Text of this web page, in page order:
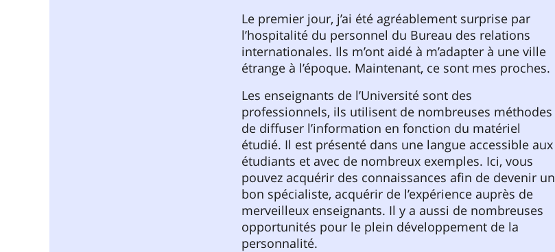
Le premier jour, j’ai été agréablement surprise par
l’hospitalité du personnel du Bureau des relations
internationales. Ils m’ont aidé à m’adapter à une ville
étrange à l’époque. Maintenant, ce sont mes proches.
Les enseignants de l’Université sont des
professionnels, ils utilisent de nombreuses méthodes
de diffuser l’information en fonction du matériel
étudié. Il est présenté dans une langue accessible aux
étudiants et avec de nombreux exemples. Ici, vous
pouvez acquérir des connaissances afin de devenir un
bon spécialiste, acquérir de l’expérience auprès de
merveilleux enseignants. Il y a aussi de nombreuses
opportunités pour le plein développement de la
personnalité.